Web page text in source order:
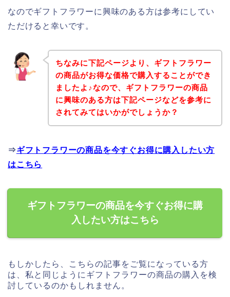
なのでギフトフラワーに興味のある方は参考にしてい
ただけると幸いです。
ちなみに下記ページより、ギフトフラワー
の商品がお得な価格で購入することができ
ましたよ♪なので、ギフトフラワーの商品
に興味のある方は下記ページなどを参考に
されてみてはいかがでしょうか？
⇒ギフトフラワーの商品を今すぐお得に購入したい方
はこちら
ギフトフラワーの商品を今すぐお得に購
入したい方はこちら
もしかしたら、こちらの記事をご覧になっている方
は、私と同じようにギフトフラワーの商品の購入を検
討しているのかもしれません。